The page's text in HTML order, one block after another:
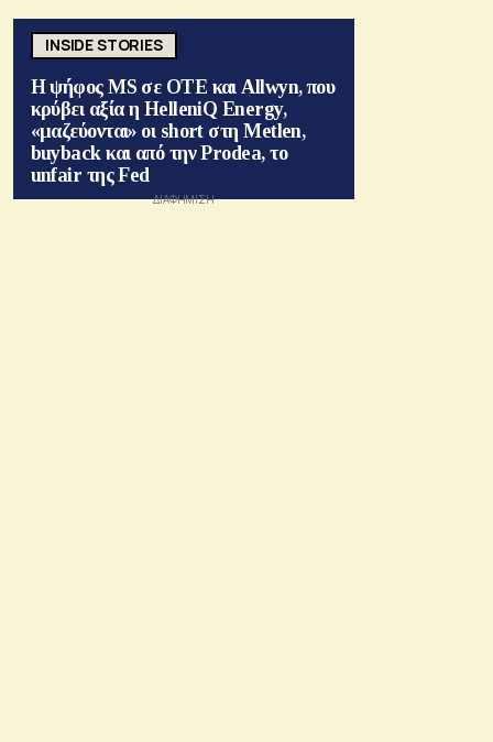
INSIDE STORIES
Η ψήφος MS σε ΟΤΕ και Allwyn, που
κρύβει αξία η HelleniQ Energy,
«μαζεύονται» οι short στη Metlen,
buyback και από την Prodea, το
unfair της Fed